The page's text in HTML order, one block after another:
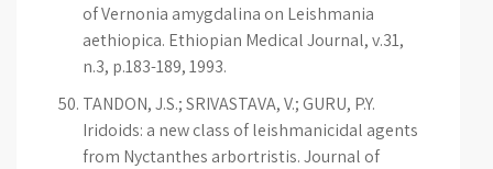
of Vernonia amygdalina on Leishmania
aethiopica. Ethiopian Medical Journal, v.31,
n.3, p.183-189, 1993.
TANDON, J.S.; SRIVASTAVA, V.; GURU, P.Y.
Iridoids: a new class of leishmanicidal agents
from Nyctanthes arbortristis. Journal of